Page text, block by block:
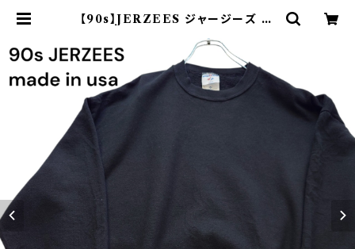
【90s】JERZEES ジャージーズ Pl
ラック 黒 USA製 古着 | オンライン
古着屋 9chord